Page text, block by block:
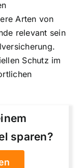
Arten von
relevant sein
Schutz im
sparen?